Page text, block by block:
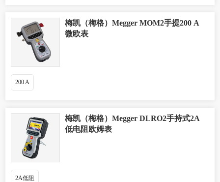
梅凯（梅格）Megger MOM2手提200 A
微欧表
200 A
梅凯（梅格）Megger DLRO2手持式2A
低电阻欧姆表
2A低阻